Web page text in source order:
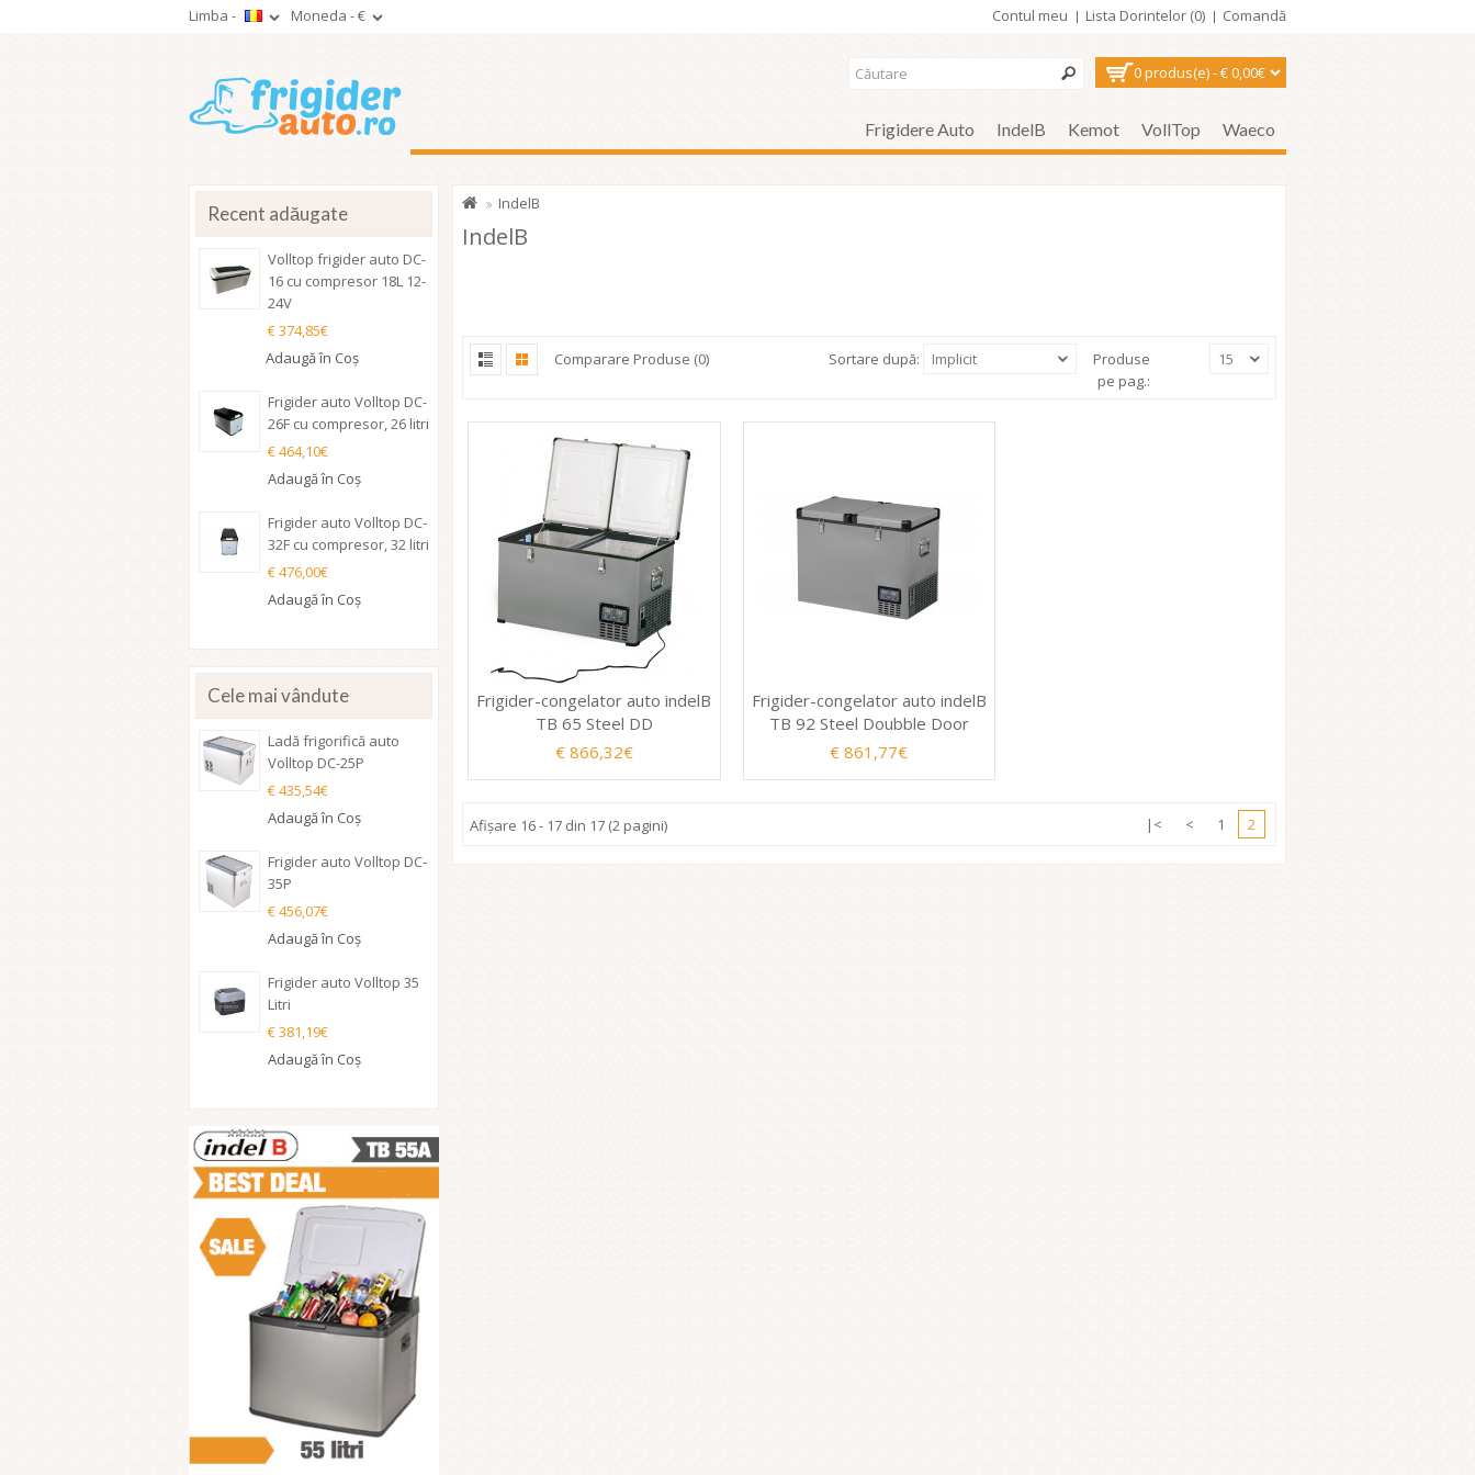
Limba - Moneda -€ Contul meu Lista Dorintelor (0) Comandă
0 produs(e) - € 0,00€
Frigidere Auto IndelB Kemot VollTop Waeco
Recent adăugate
Volltop frigider auto DC-
16 cu compresor 18L 12-
24V
€ 374,85€
Adaugă în Coş
Frigider auto Volltop DC-
26F cu compresor, 26 litri
€ 464,10€
Adaugă în Coş
Frigider auto Volltop DC-
32F cu compresor, 32 litri
€ 476,00€
Adaugă în Coş
Cele mai vândute
Ladă frigorifică auto
Volltop DC-25P
€ 435,54€
Adaugă în Coş
Frigider auto Volltop DC-
35P
€ 456,07€
Adaugă în Coş
Frigider auto Volltop 35
Litri
€ 381,19€
Adaugă în Coş
IndelB
IndelB
Comparare Produse (0) Sortare după: Implicit
Produse
pe pag.:
15
Frigider-congelator auto indelB
TB 65 Steel DD
€ 866,32€
Frigider-congelator auto indelB
TB 92 Steel Doubble Door
€ 861,77€
|< < 1 2
Afişare 16 - 17 din 17 (2 pagini)